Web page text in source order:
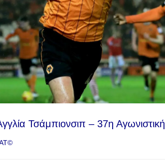
Τσάμπιονσιπ – 37η Αγωνιστική